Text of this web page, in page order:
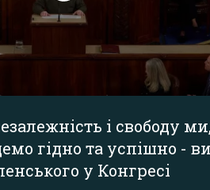
і свободу
гідно та успішно -
у Конгресі